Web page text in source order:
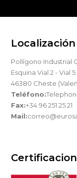
Localización
Pollígono Industrial
Esquina Vial 2 - Vial 5
46380 Cheste
Teléfono:
Fax:+34 96 251 25 21
Mail: